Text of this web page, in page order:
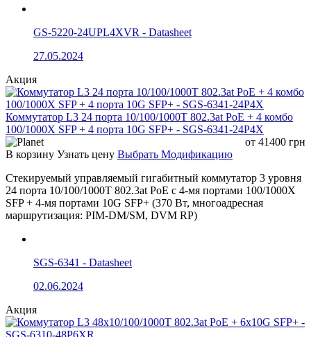
Коммутационная
способность
MAC-таблица
8K MAC-адресов
Архитектура
коммутации
Store-and-Forward
Функции портов
Механизм приоритета питания,
быстрая пересылка,
старение MAC-адресов, IEEE
802.3x Full-duplex Flow Control,
Back Pressure для Half-duplex
Скорость пересылки
порт
Дальность передачи
Дальность передачи
RJ45 Uplink
0–100 м
GS-5220-24UPL4XVR - Datasheet
27.05.2024
Акция
Коммутатор L3 24 порта 10/100/1000T 802.3at PoE + 4 комбо
100/1000X SFP + 4 порта 10G SFP+ - SGS-6341-24P4X
от 41400 грн
В корзину Узнать цену Выбрать Модификацию
Стекируемый управляемый гигабитный коммутатор 3 уровня
24 порта 10/100/1000T 802.3at PoE с 4-мя портами 100/1000X
SFP + 4-мя портами 10G SFP+ (370 Вт, многоадресная
маршрутизация: PIM-DM/SM, DVM RP)
SGS-6341 - Datasheet
02.06.2024
Акция